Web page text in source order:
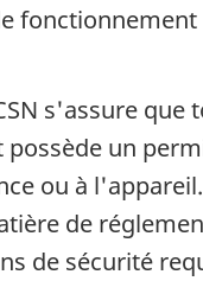
fonctionnement
s'assure que
un
ou à l'appareil.
de
de sécurité